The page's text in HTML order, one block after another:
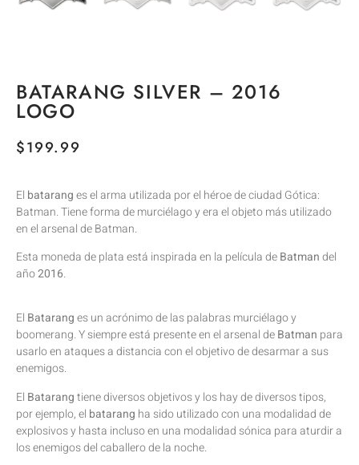
BATARANG SILVER – 2016
LOGO
$199.99
El bataranges el arma utilizada por el héroe de ciudad Gótica:
Batman. Tiene forma de murciélago y era el objeto más utilizado
en el arsenal de Batman.
Esta moneda de plata está inspirada en la película deBatmandel
año2016.
El Bataranges un acrónimo de las palabras murciélago y
boomerang. Y siempre está presente en el arsenal deBatman para
usarlo en ataques a distancia con el objetivo de desarmar a sus
enemigos.
El Batarangtiene diversos objetivos y los hay de diversos tipos,
por ejemplo, el batarang ha sido utilizado con una modalidad de
explosivos y hasta incluso en una modalidad sónica para aturdir a
los enemigos del caballero de la noche.